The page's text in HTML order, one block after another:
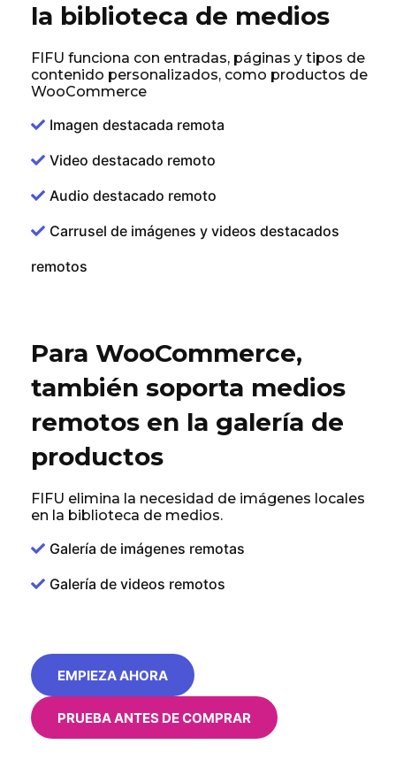
la biblioteca de medios
FIFU funciona con entradas, páginas y tipos de
contenido personalizados, como productos de
WooCommerce
Imagen destacada remota
Video destacado remoto
Audio destacado remoto
Carrusel de imágenes y videos destacados
remotos
Para WooCommerce,
también soporta medios
remotos en la galería de
productos
FIFU elimina la necesidad de imágenes locales
en la biblioteca de medios.
Galería de imágenes remotas
Galería de videos remotos
EMPIEZA AHORA
PRUEBA ANTES DE COMPRAR